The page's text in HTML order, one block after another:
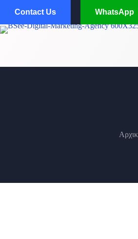
Contact Us WhatsApp